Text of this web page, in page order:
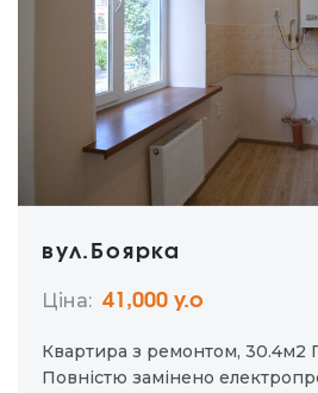
вул.Боярка
Ціна: 41,000 у.о
Квартира з ремонтом,
Повністю замінено